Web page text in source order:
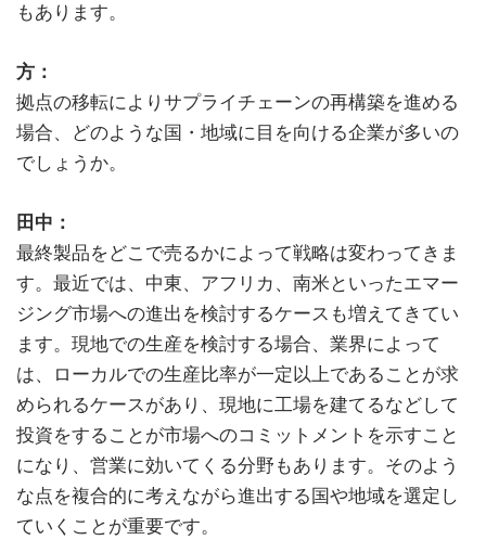
もあります。
方：
拠点の移転によりサプライチェーンの再構築を進める
場合、どのような国・地域に目を向ける企業が多いの
でしょうか。
田中：
最終製品をどこで売るかによって戦略は変わってきま
す。最近では、中東、アフリカ、南米といったエマー
ジング市場への進出を検討するケースも増えてきてい
ます。現地での生産を検討する場合、業界によって
は、ローカルでの生産比率が一定以上であることが求
められるケースがあり、現地に工場を建てるなどして
投資をすることが市場へのコミットメントを示すこと
になり、営業に効いてくる分野もあります。そのよう
な点を複合的に考えながら進出する国や地域を選定し
ていくことが重要です。